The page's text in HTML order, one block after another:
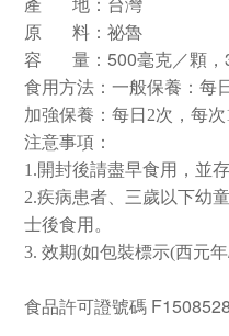
產
地：台灣
原
料：祕魯
容
量： 500毫克／顆，
食用方法：一般保養：每日
加強保養：每日 2次，每次
注意事項：
1.開封後請盡早食用，並
2.疾病患者、三歲以下幼
士後食用。
3. 效期(如包裝標示(西元年
食品許可證號碼